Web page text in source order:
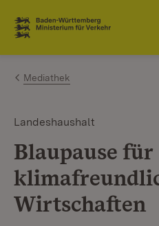
Zum Inhalt springen
Link zur Startseite
Mediathek
Landeshaushalt
Blaupause für
Wirtschaften